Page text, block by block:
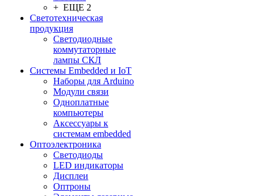
+ ЕЩЕ 2
Светотехническая
продукция
Светодиодные
коммутаторные
лампы СКЛ
Системы Embedded и IoT
Наборы для Arduino
Модули связи
Одноплатные
компьютеры
Аксессуары к
системам embedded
Oптоэлектроника
Светодиоды
LED индикаторы
Дисплеи
Оптроны